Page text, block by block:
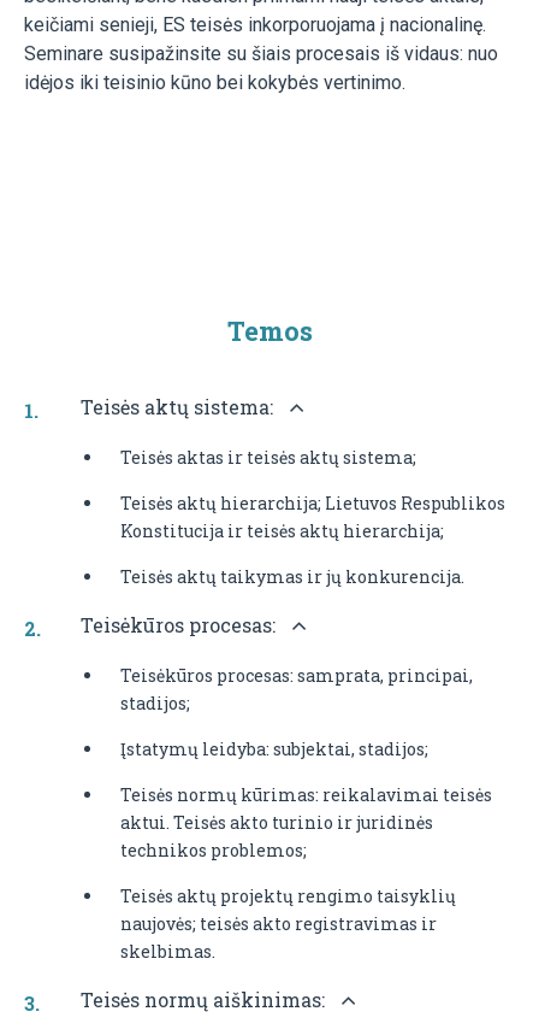
keičiami senieji, ES teisės inkorporuojama į nacionalinę.
Seminare susipažinsite su šiais procesais iš vidaus: nuo
idėjos iki teisinio kūno bei kokybės vertinimo.
Temos
Teisės aktų sistema:
Teisės aktas ir teisės aktų sistema;
Teisės aktų hierarchija; Lietuvos Respublikos
Konstitucija ir teisės aktų hierarchija;
Teisės aktų taikymas ir jų konkurencija.
Teisėkūros procesas:
Teisėkūros procesas: samprata, principai,
stadijos;
Įstatymų leidyba: subjektai, stadijos;
Teisės normų kūrimas: reikalavimai teisės
aktui. Teisės akto turinio ir juridinės
technikos problemos;
Teisės aktų projektų rengimo taisyklių
naujovės; teisės akto registravimas ir
skelbimas.
Teisės normų aiškinimas: